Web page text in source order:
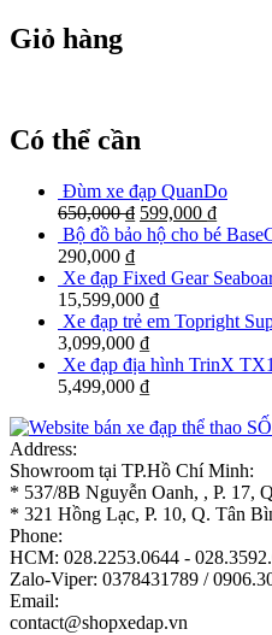
Giỏ hàng
Có thể cần
Đùm xe đạp QuanDo
650,000₫ 599,000 ₫
Bộ đồ bảo hộ cho bé
290,000 ₫
Xe đạp Fixed Gear
15,599,000 ₫
Xe đạp trẻ em Topright
3,099,000 ₫
Xe đạp địa hình TrinX
5,499,000 ₫
Address:
Showroom tại TP.Hồ Chí Minh:
* 537/8B Nguyễn Oanh, , P. 17,
* 321 Hồng Lạc, P. 10, Q. Tân
Phone:
HCM: 028.2253.0644 -
Zalo-Viper: 0378431789 /
Email:
contact@shopxedap.vn